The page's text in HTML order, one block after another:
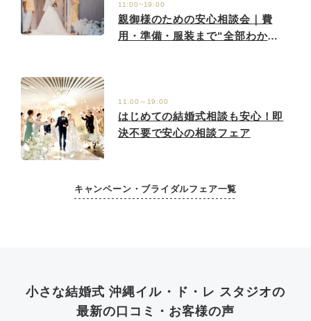
11:00~19:00
親御様のための安心相談会｜費
用・準備・服装まで“全部わか
11:00～19:00
はじめての結婚式相談も安心！即
決不要で安心の相談フェア
キャンペーン・ブライダルフェア一覧
小さな結婚式 沖縄イル・ド・レ スタジオの
最新の口コミ・お客様の声